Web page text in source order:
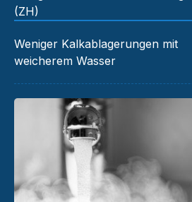
(ZH)
Weniger Kalkablagerungen mit
weicherem Wasser